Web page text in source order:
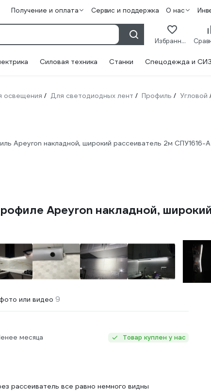
Получение и оплата Сервис и поддержка О нас
Избранное
Силовая техника Станки Спецодежда и СИЗ
освещения / Для светодиодных лент / Профиль / Угловой
Apeyron накладной, широкий рассеиватель 2м
Apeyron накладной,
или видео 9
месяца Товар куплен у нас
рассеиватель все равно немного видны